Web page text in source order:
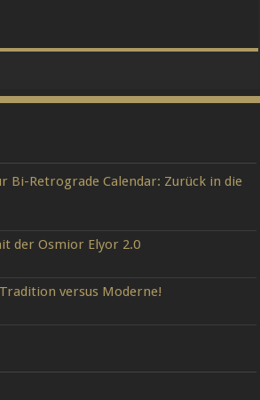
Bi-Retrograde Calendar: Zurück in die
der Osmior Elyor 2.0
versus Moderne!